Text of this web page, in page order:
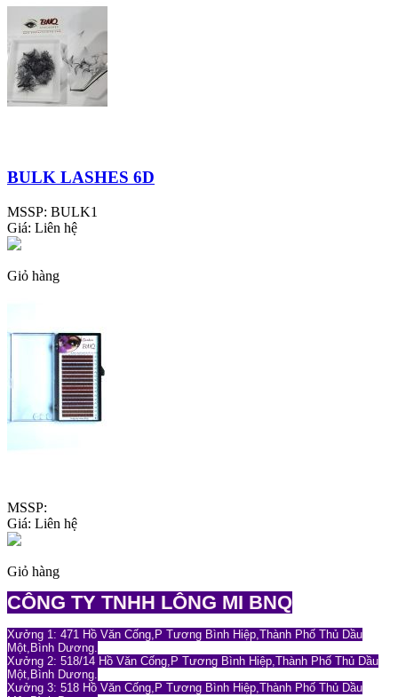
BULK LASHES 6D
MSSP: BULK1
Giá: Liên hệ
Giỏ hàng
MSSP:
Giá: Liên hệ
Giỏ hàng
CÔNG TY TNHH LÔNG MI BNQ
Xưởng 1: 471 Hồ Văn Cống,P Tương Bình Hiệp,Thành Phố Thủ Dầu
Một,Bình Dương.
Xưởng 2: 518/14 Hồ Văn Cống,P Tương Bình Hiệp,Thành Phố Thủ Dầu
Một,Bình Dương.
Xưởng 3: 518 Hồ Văn Cống,P Tương Bình Hiệp,Thành Phố Thủ Dầu